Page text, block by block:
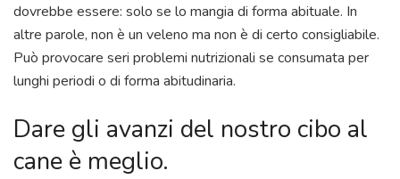
dovrebbe essere: solo se lo mangia di forma abituale. In
altre parole, non è un veleno ma non è di certo consigliabile.
Può provocare seri problemi nutrizionali se consumata per
lunghi periodi o di forma abitudinaria.
Dare gli avanzi del nostro cibo al
cane è meglio.